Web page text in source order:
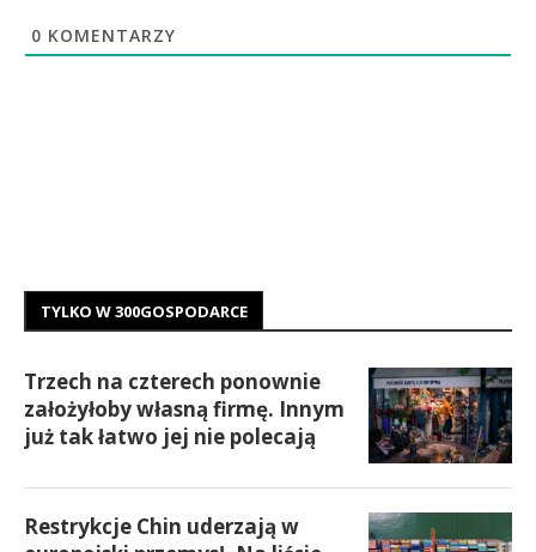
0 KOMENTARZY
TYLKO W 300GOSPODARCE
Trzech na czterech ponownie
założyłoby własną firmę. Innym
już tak łatwo jej nie polecają
Restrykcje Chin uderzają w